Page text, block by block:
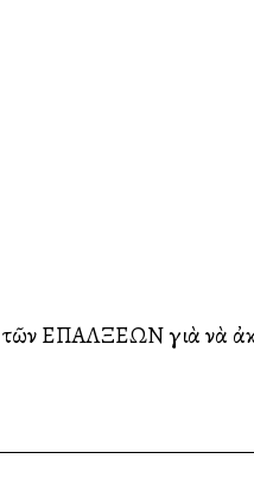
τῶν ΕΠΑΛΞΕΩΝ γιὰ νὰ